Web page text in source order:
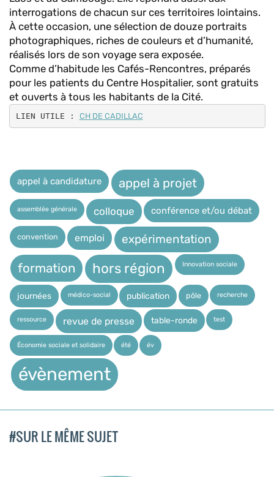
interrogations de chacun sur ces territoires lointains.
À cette occasion, une sélection de douze portraits
photographiques, riches de couleurs et d’humanité,
réalisés lors de son voyage sera exposée.
Comme d’habitude les Cafés-Rencontres, préparés
pour les patients du Centre Hospitalier, sont gratuits
et ouverts à tous les habitants de la Cité.
LIEN UTILE : CH DE CADILLAC
appel à candidature appel à projet
assemblée générale colloque conférence et/ou débat
convention emploi expérimentation
formation hors région Innovation sociale
journées médico-social publication pôle recherche
ressource revue de presse table-ronde test
Économie sociale et solidaire été év
évènement
#SUR LE MÊME SUJET